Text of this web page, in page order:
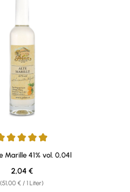
von 4.89 von 5 Sternen
Marille 41% vol. 0,04l
(51,00 € / 1 Liter)
Regulärer Preis:
2,04 €